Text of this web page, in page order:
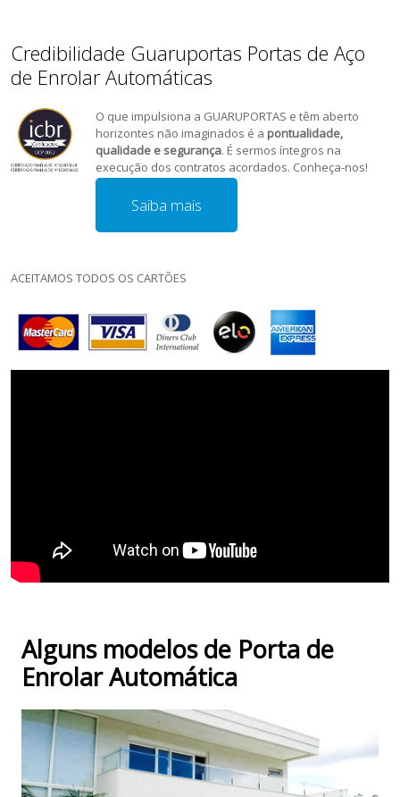
Credibilidade Guaruportas Portas de Aço
de Enrolar Automáticas
O que impulsiona a GUARUPORTAS e têm aberto
horizontes não imaginados é a pontualidade,
qualidade e segurança. É sermos íntegros na
execução dos contratos acordados. Conheça-nos!
Saiba mais
ACEITAMOS TODOS OS CARTÕES
Alguns modelos de Porta de
Enrolar Automática